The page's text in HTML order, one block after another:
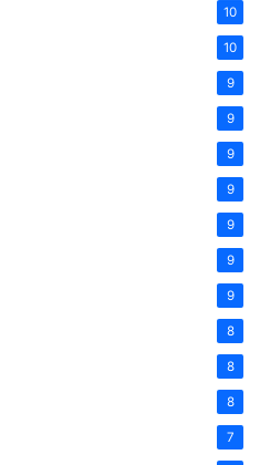
10
10
9
9
9
9
9
9
9
8
8
8
7